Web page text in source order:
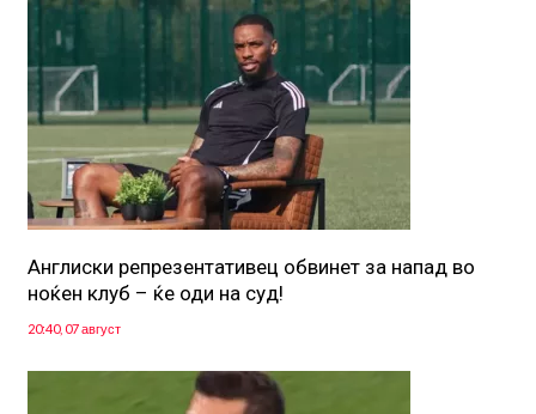
Англиски репрезентативец обвинет за напад во
ноќен клуб – ќе оди на суд!
20:40, 07 август